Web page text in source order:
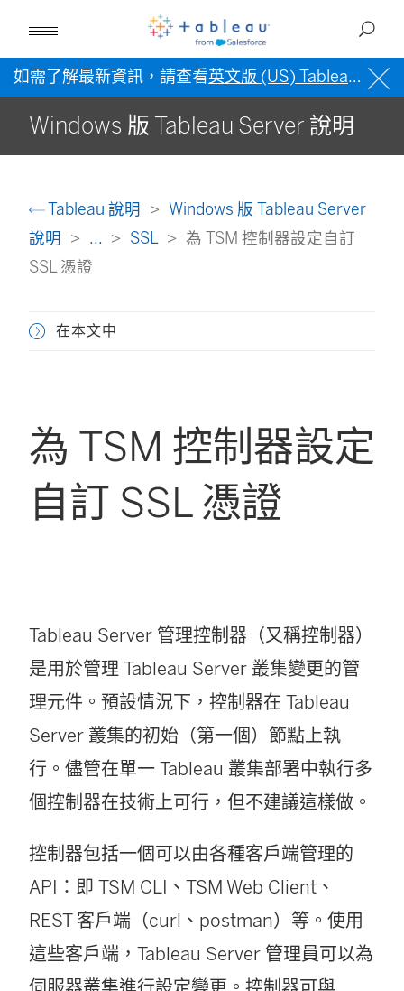
如需了解最新資訊，請查看英文版 (US) Tableau 說明
Windows 版 Tableau Server 說明
Tableau 說明
Windows 版 Tableau Server
說明
... SSL
為 TSM 控制器設定自訂
SSL 憑證
在本文中
為 TSM 控制器設定
自訂 SSL 憑證
Tableau Server 管理控制器（又稱控制器）
是用於管理 Tableau Server 叢集變更的管
理元件。預設情況下，控制器在 Tableau
Server 叢集的初始（第一個）節點上執
行。儘管在單一 Tableau 叢集部署中執行多
個控制器在技術上可行，但不建議這樣做。
控制器包括一個可以由各種客戶端管理的
API：即 TSM CLI、TSM Web Client、
REST 客戶端（curl、postman）等。使用
這些客戶端，Tableau Server 管理員可以為